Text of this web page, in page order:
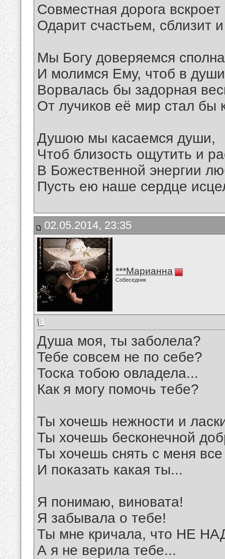
Совместная дорога вскроет
Одарит счастьем, сблизит
Мы Богу доверяемся сполна
И молимся Ему, чтоб в
Ворвалась бы задорная
От лучиков её мир стал бы
Душою мы касаемся души,
Чтоб близость ощутить и
В Божественной энергии
Пусть ею наше сердце
02.05.2014, 23:35
***Марианна
Собеседник
Душа моя, ты заболела?
Тебе совсем не по себе?
Тоска тобою овладела...
Как я могу помочь тебе?
Ты хочешь нежности и
Ты хочешь бесконечной
Ты хочешь снять с меня
И показать какая ты...
Я понимаю, виновата!
Я забывала о тебе!
Ты мне кричала, что НЕ
А я не верила тебе...